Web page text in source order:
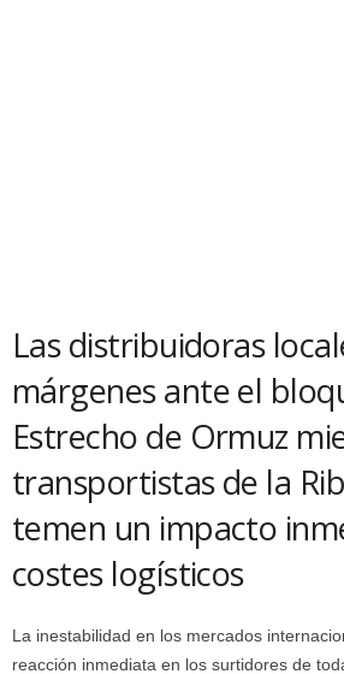
Las distribuidoras
márgenes ante el
Estrecho de Ormuz
transportistas de la
temen un impacto
costes logísticos
La inestabilidad en los mercados
reacción inmediata en los surtidores de